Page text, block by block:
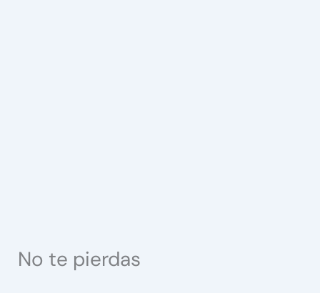
No te pierdas